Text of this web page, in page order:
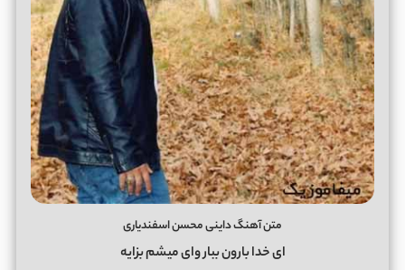
متن آهنگ داینی محسن اسفندیاری
ای خدا بارون ببار وای میشم بزایه